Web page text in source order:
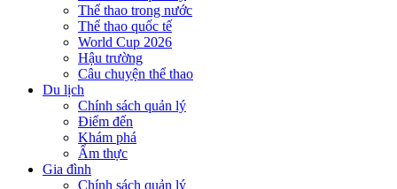
Thể thao trong nước
Thể thao quốc tế
World Cup 2026
Hậu trường
Câu chuyện thể thao
Du lịch
Chính sách quản lý
Điểm đến
Khám phá
Ẩm thực
Gia đình
Chính sách quản lý